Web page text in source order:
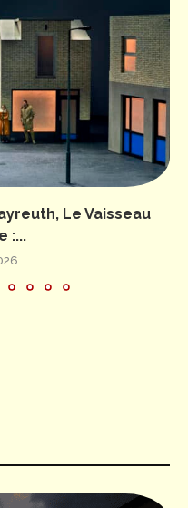
Le Vaisseau
:...